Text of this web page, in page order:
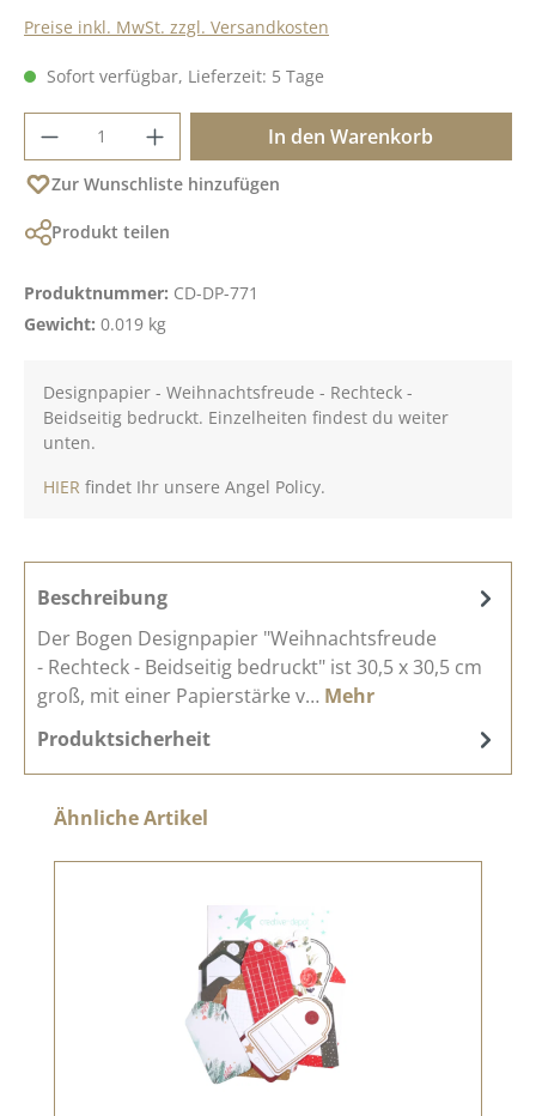
Preise inkl. MwSt. zzgl. Versandkosten
Sofort verfügbar, Lieferzeit: 5 Tage
Produkt Anzahl: Gib den gewünschten
In den Warenkorb
Zur Wunschliste hinzufügen
Produkt teilen
Produktnummer: CD-DP-771
Gewicht: 0.019 kg
Designpapier - Weihnachtsfreude - Rechteck -
Beidseitig bedruckt. Einzelheiten findest du weiter
unten.
HIER findet Ihr unsere Angel Policy.
Beschreibung
Der Bogen Designpapier "Weihnachtsfreude
- Rechteck - Beidseitig bedruckt" ist 30,5 x 30,5 cm
groß, mit einer Papierstärke v… Mehr
Produktsicherheit
Produktgalerie überspringen
Ähnliche Artikel